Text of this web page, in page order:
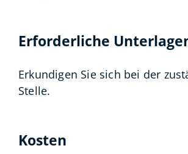
Erforderliche
Erkundigen Sie sich bei der
Stelle.
Kosten